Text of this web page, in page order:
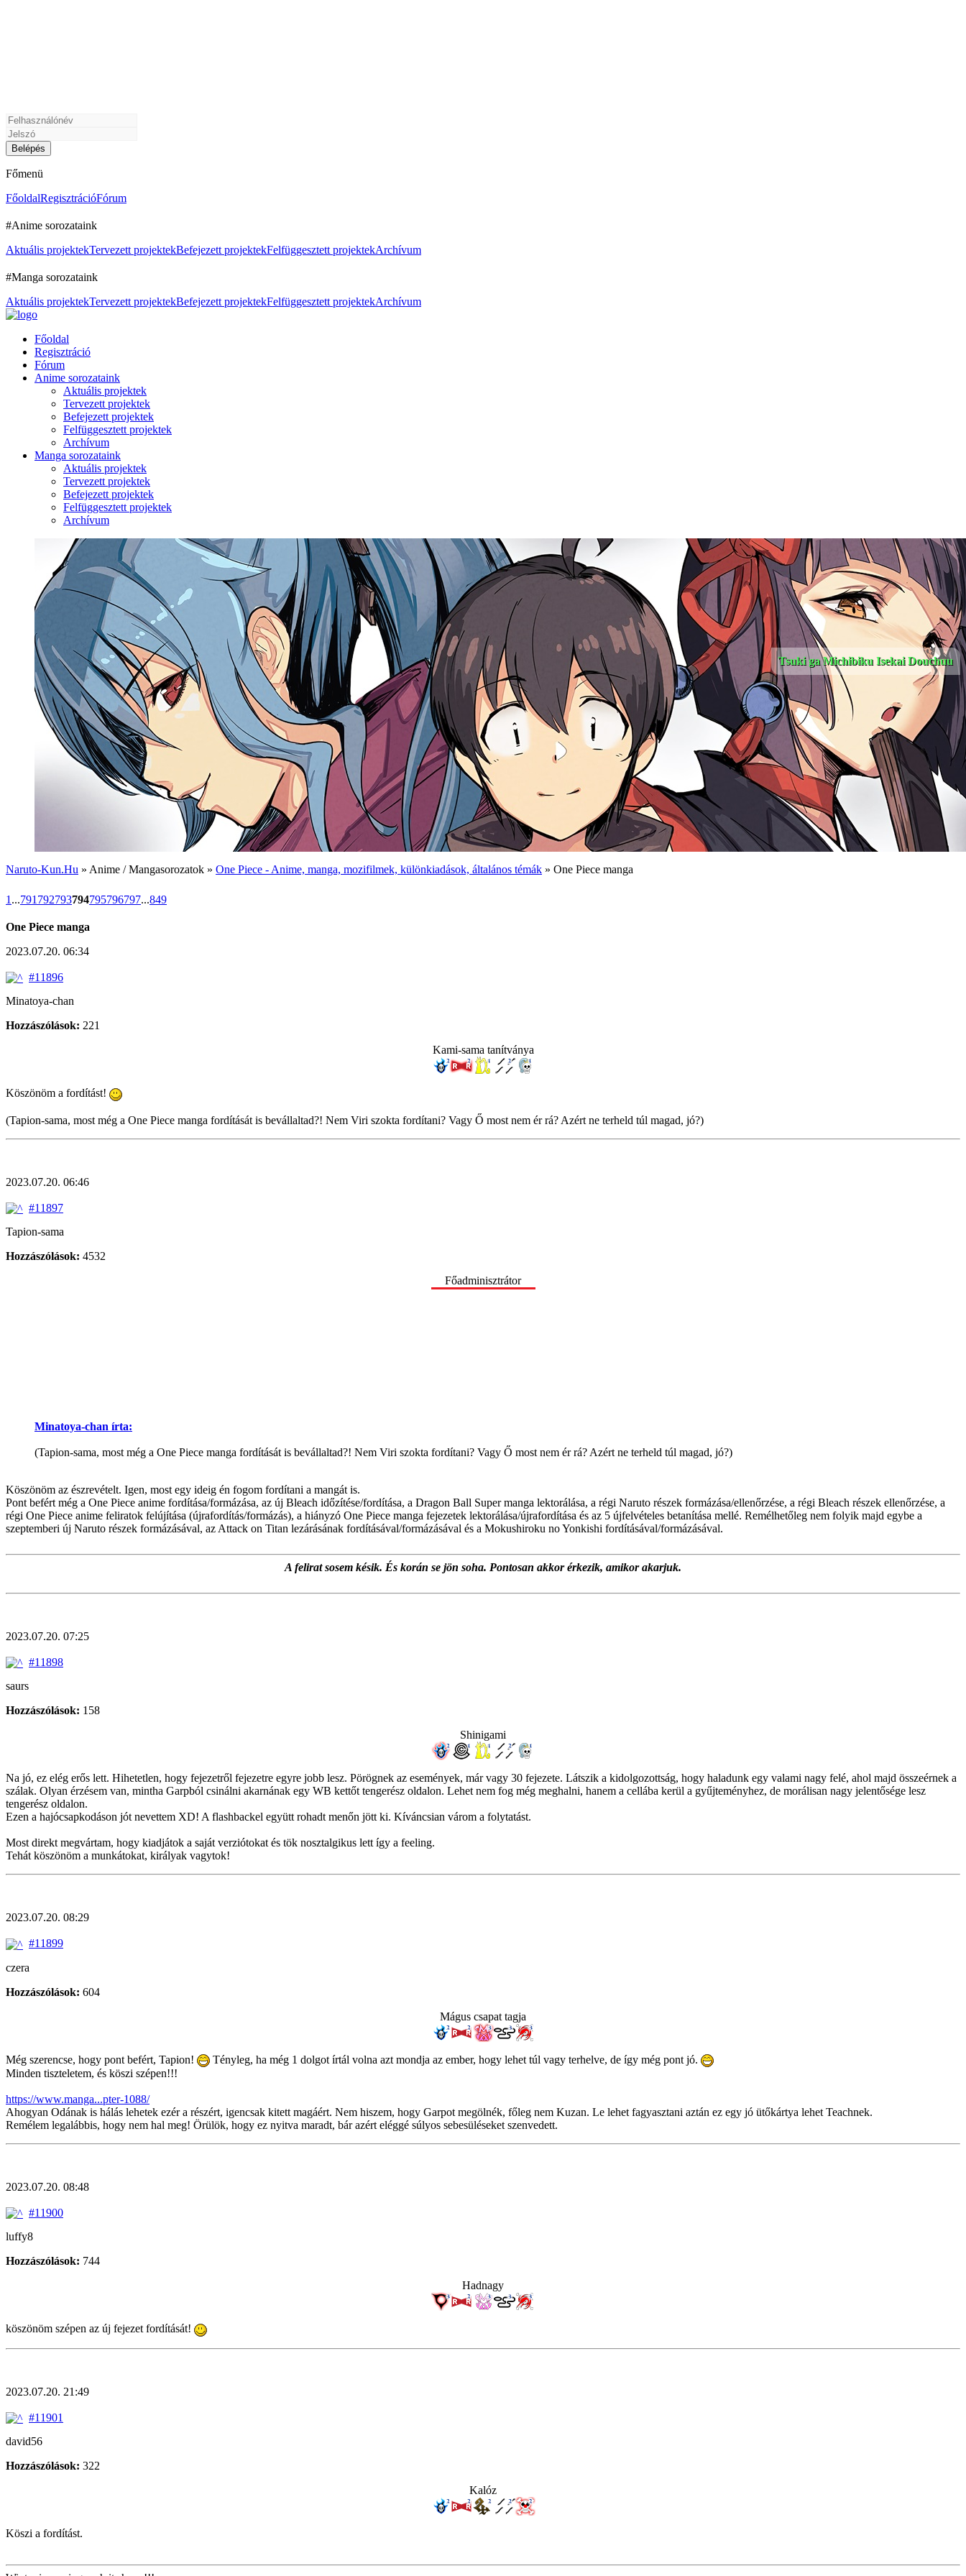
Főmenü
FőoldalRegisztrációFórum
#Anime sorozataink
Aktuális projektekTervezett projektekBefejezett projektekFelfüggesztett projektekArchívum
#Manga sorozataink
Aktuális projektekTervezett projektekBefejezett projektekFelfüggesztett projektekArchívum
Főoldal
Regisztráció
Fórum
Anime sorozataink
Aktuális projektek
Tervezett projektek
Befejezett projektek
Felfüggesztett projektek
Archívum
Manga sorozataink
Aktuális projektek
Tervezett projektek
Befejezett projektek
Felfüggesztett projektek
Archívum
Tsuki ga Michibiku Isekai Douchuu
Naruto-Kun.Hu » Anime / Mangasorozatok » One Piece - Anime, manga, mozifilmek, különkiadások, általános témák » One Piece manga
1 ...791 792793794795796797...849
One Piece manga
2023.07.20. 06:34
#11896
Minatoya-chan
Hozzászólások: 221
Kami-sama tanítványa
Köszönöm a fordítást!
(Tapion-sama, most még a One Piece manga fordítását is bevállaltad?! Nem Viri szokta fordítani? Vagy Ő most nem ér rá? Azért ne terheld túl magad, jó?)
2023.07.20. 06:46
#11897
Tapion-sama
Hozzászólások: 4532
Főadminisztrátor
Minatoya-chan írta:
(Tapion-sama, most még a One Piece manga fordítását is bevállaltad?! Nem Viri szokta fordítani? Vagy Ő most nem ér rá? Azért ne terheld túl magad, jó?)
Köszönöm az észrevételt. Igen, most egy ideig én fogom fordítani a mangát is.
Pont befért még a One Piece anime fordítása/formázása, az új Bleach időzítése/fordítása, a Dragon Ball Super manga lektorálása, a régi Naruto részek formázása/ellenőrzése, a régi Bleach részek ellenőrzése, a
régi One Piece anime feliratok felújítása (újrafordítás/formázás), a hiányzó One Piece manga fejezetek lektorálása/újrafordítása és az 5 újfelvételes betanítása mellé. Remélhetőleg nem folyik majd egybe a
szeptemberi új Naruto részek formázásával, az Attack on Titan lezárásának fordításával/formázásával és a Mokushiroku no Yonkishi fordításával/formázásával.
A felirat sosem késik. És korán se jön soha. Pontosan akkor érkezik, amikor akarjuk.
2023.07.20. 07:25
#11898
saurs
Hozzászólások: 158
Shinigami
Na jó, ez elég erős lett. Hihetetlen, hogy fejezetről fejezetre egyre jobb lesz. Pörögnek az események, már vagy 30 fejezete. Látszik a kidolgozottság, hogy haladunk egy valami nagy felé, ahol majd összeérnek a
szálak. Olyan érzésem van, mintha Garpból csinálni akarnának egy WB kettőt tengerész oldalon. Lehet nem fog még meghalni, hanem a cellába kerül a gyűjteményhez, de morálisan nagy jelentősége lesz
tengerész oldalon.
Ezen a hajócsapkodáson jót nevettem XD! A flashbackel együtt rohadt menőn jött ki. Kíváncsian várom a folytatást.
Most direkt megvártam, hogy kiadjátok a saját verziótokat és tök nosztalgikus lett így a feeling.
Tehát köszönöm a munkátokat, királyak vagytok!
2023.07.20. 08:29
#11899
czera
Hozzászólások: 604
Mágus csapat tagja
Még szerencse, hogy pont befért, Tapion!
Tényleg, ha még 1 dolgot írtál volna azt mondja az ember, hogy lehet túl vagy terhelve, de így még pont jó.
Minden tiszteletem, és köszi szépen!!!
https://www.manga...pter-1088/
Ahogyan Odának is hálás lehetek ezér a részért, igencsak kitett magáért. Nem hiszem, hogy Garpot megölnék, főleg nem Kuzan. Le lehet fagyasztani aztán ez egy jó ütőkártya lehet Teachnek.
Remélem legalábbis, hogy nem hal meg! Örülök, hogy ez nyitva maradt, bár azért eléggé súlyos sebesüléseket szenvedett.
2023.07.20. 08:48
#11900
luffy8
Hozzászólások: 744
Hadnagy
köszönöm szépen az új fejezet fordítását!
2023.07.20. 21:49
#11901
david56
Hozzászólások: 322
Kalóz
Köszi a fordítást.